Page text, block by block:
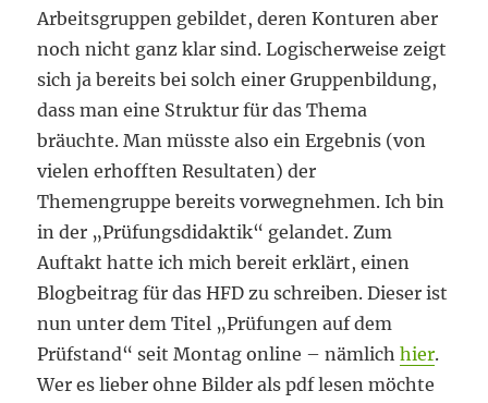
Arbeitsgruppen gebildet, deren Konturen aber
noch nicht ganz klar sind. Logischerweise zeigt
sich ja bereits bei solch einer Gruppenbildung,
dass man eine Struktur für das Thema
bräuchte. Man müsste also ein Ergebnis (von
vielen erhofften Resultaten) der
Themengruppe bereits vorwegnehmen. Ich bin
in der „Prüfungsdidaktik“ gelandet. Zum
Auftakt hatte ich mich bereit erklärt, einen
Blogbeitrag für das HFD zu schreiben. Dieser ist
nun unter dem Titel „Prüfungen auf dem
Prüfstand“ seit Montag online – nämlichhier.
Wer es lieber ohne Bilder als pdf lesen möchte